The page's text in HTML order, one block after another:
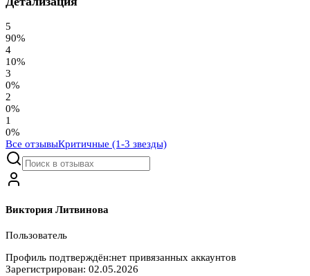
5
90%
4
10%
3
0%
2
0%
1
0%
Все отзывыКритичные (1-3 звезды)
Виктория Литвинова
Пользователь
Профиль подтверждён:нет привязанных аккаунтов
Зарегистрирован: 02.05.2026